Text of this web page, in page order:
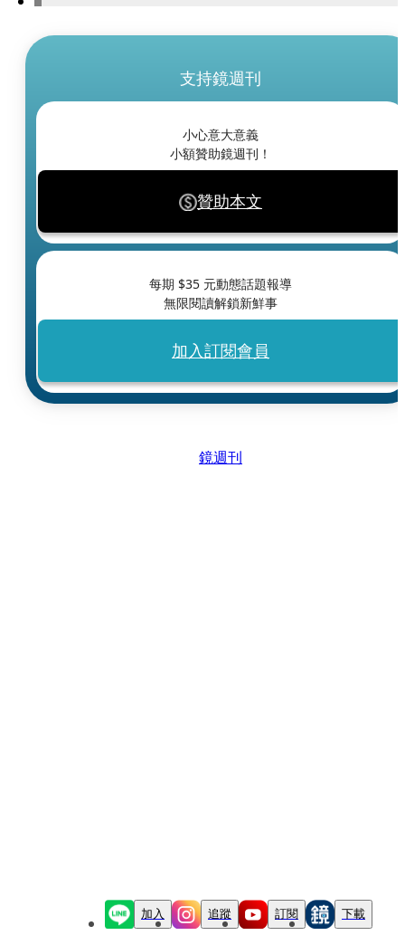
支持鏡週刊
小心意大意義
小額贊助鏡週刊！
贊助本文
每期 $35 元動態話題報導
無限閱讀解鎖新鮮事
加入訂閱會員
鏡週刊
加入 追蹤 訂閱 下載